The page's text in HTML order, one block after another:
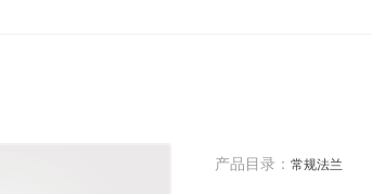
产品目录： 常规法兰